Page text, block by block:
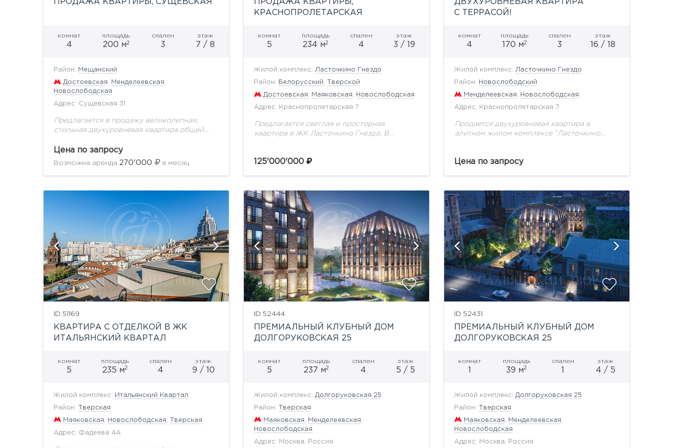
ПРОДАЖА КВАРТИРЫ, СУЩЕВСКАЯ
комнат
4
площадь
200 м2
спален
3
этаж
7 / 8
Район: Мещанский
Достоевская, Менделеевская,
Новослободская
Адрес: Сущевская 31
Предлагается в продажу великолепная,
стильная двухуровневая квартира общей
современном стиле из высококачественных
материалов.Функциональная планировка: на
гостинная, кухня-столовая, постирочная....
Цена по запросу
Возможна аренда 270'000 в месяц
ПРОДАЖА КВАРТИРЫ,
КРАСНОПРОЛЕТАРСКАЯ
комнат
5
площадь
234 м2
спален
4
этаж
3 / 19
Жилой комплекс: Ласточкино Гнездо
Район: Белорусский, Тверской
Достоевская, Маяковская, Новослободская
Адрес: Краснопролетарская 7
Предлагается светлая и просторная
квартира в ЖК Ласточкино Гнездо. В
полностью оборудована всей мебелью и
125'000'000
ДВУХУРОВНЕВАЯ КВАРТИРА
С ТЕРРАСОЙ!
комнат
4
площадь
170 м2
спален
3
этаж
16 / 18
Жилой комплекс: Ласточкино Гнездо
Район: Новослободский
Менделеевская, Новослободская
Адрес: Краснопролетарская 7
Продается двухуровневая квартира в
элитном жилом комплексе "Ласточкино
квартире выполнена дизайнерская отделка.
Цена по запросу
ID 51169
КВАРТИРА С ОТДЕЛКОЙ В ЖК
ИТАЛЬЯНСКИЙ КВАРТАЛ
комнат
5
площадь
235 м2
спален
4
этаж
9 / 10
Жилой комплекс: Итальянский Квартал
Район: Тверская
Маяковская Новослободская Тверская
Адрес: Фадеева 4А
показать ещё 8 фотографий
ID 52444
ПРЕМИАЛЬНЫЙ КЛУБНЫЙ ДОМ
ДОЛГОРУКОВСКАЯ 25
комнат
5
площадь
237 м2
спален
4
этаж
5 / 5
Жилой комплекс: Долгоруковская 25
Район: Тверская
Маяковская Менделеевская
Новослободская
Адрес: Москва, Россия
показать ещё 3 фотографии
ID 52431
ПРЕМИАЛЬНЫЙ КЛУБНЫЙ ДОМ
ДОЛГОРУКОВСКАЯ 25
комнат
1
площадь
39 м2
спален
1
этаж
4 / 5
Жилой комплекс: Долгоруковская 25
Район: Тверская
Маяковская Менделеевская
Новослободская
Адрес: Москва, Россия